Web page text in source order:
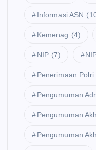
Informasi ASN
Kemenag (4)
NIP (7)
Penerimaan Polri
Pengumuman
Pengumuman
Pengumuman